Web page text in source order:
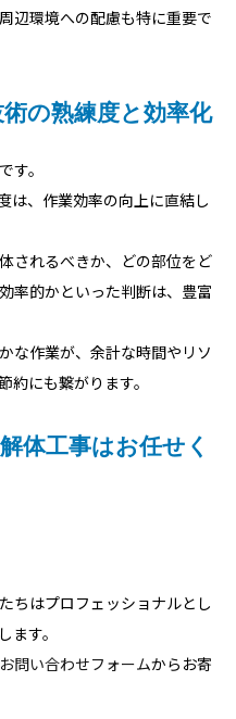
辺環境への配慮も特に重要で
の熟練度と効率化
す。
は、作業効率の向上に直結し
されるべきか、どの部位をど
率的かといった判断は、豊富
な作業が、余計な時間やリソ
約にも繋がります。
体工事はお任せく
ちはプロフェッショナルとし
す。
お問い合わせフォームからお寄